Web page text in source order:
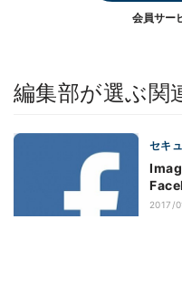
会員サー
編集部が選ぶ関
セキ
2017/